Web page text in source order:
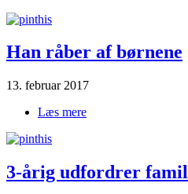
Han råber af børnene
13. februar 2017
Læs mere
3-årig udfordrer